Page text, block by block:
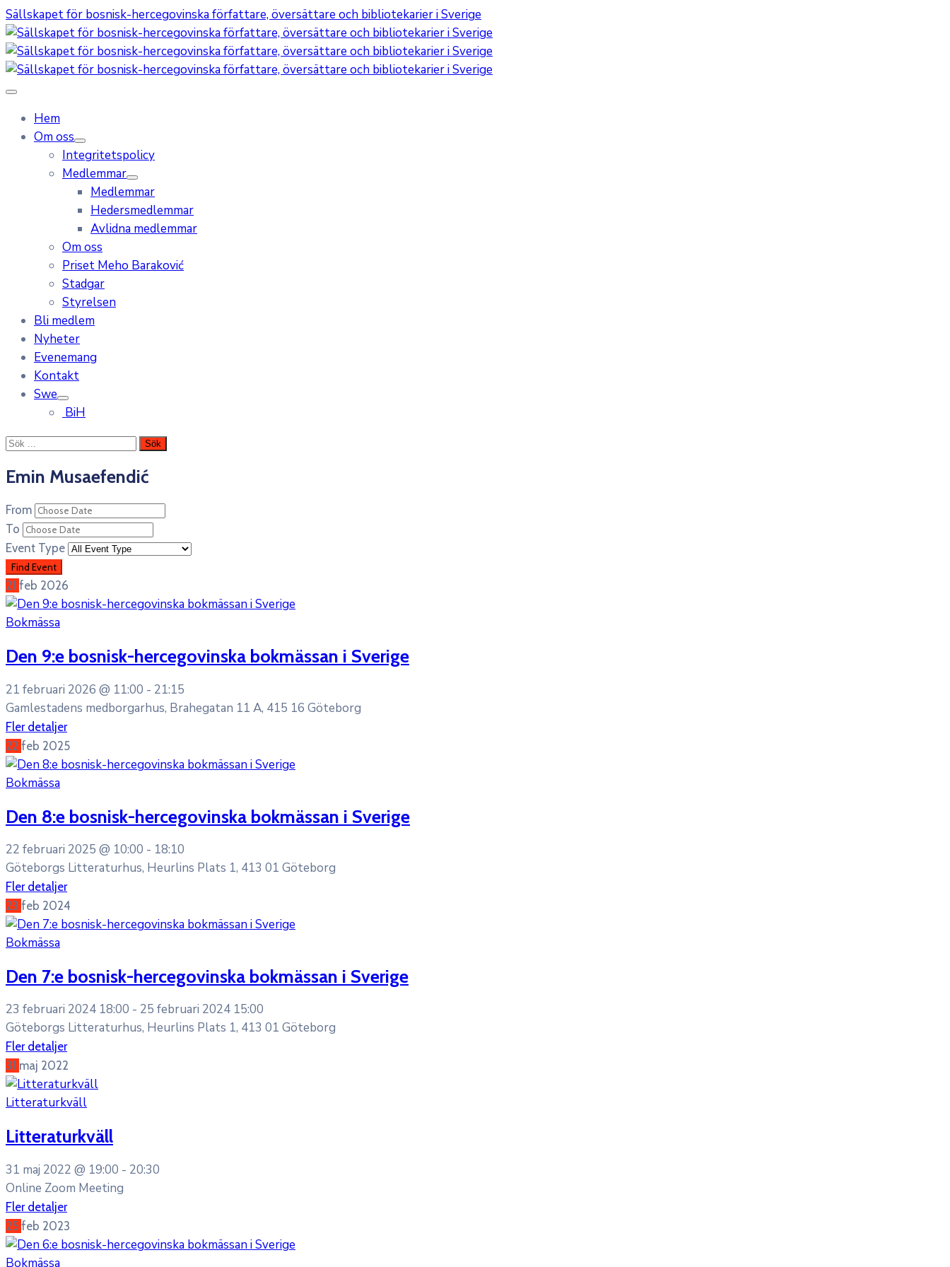
Sällskapet för bosnisk-hercegovinska författare, översättare och bibliotekarier i Sverige
Hem
Om oss
Integritetspolicy
Medlemmar
Medlemmar
Hedersmedlemmar
Avlidna medlemmar
Om oss
Priset Meho Baraković
Stadgar
Styrelsen
Bli medlem
Nyheter
Evenemang
Kontakt
Swe
BiH
Emin Musaefendić
From
To
Event Type
21 feb 2026
Bokmässa
Den 9:e bosnisk-hercegovinska bokmässan i Sverige
21 februari 2026 @ 11:00 - 21:15
Gamlestadens medborgarhus, Brahegatan 11 A, 415 16 Göteborg
Fler detaljer
22 feb 2025
Bokmässa
Den 8:e bosnisk-hercegovinska bokmässan i Sverige
22 februari 2025 @ 10:00 - 18:10
Göteborgs Litteraturhus, Heurlins Plats 1, 413 01 Göteborg
Fler detaljer
23 feb 2024
Bokmässa
Den 7:e bosnisk-hercegovinska bokmässan i Sverige
23 februari 2024 18:00 - 25 februari 2024 15:00
Göteborgs Litteraturhus, Heurlins Plats 1, 413 01 Göteborg
Fler detaljer
31 maj 2022
Litteraturkväll
Litteraturkväll
31 maj 2022 @ 19:00 - 20:30
Online Zoom Meeting
Fler detaljer
25 feb 2023
Bokmässa